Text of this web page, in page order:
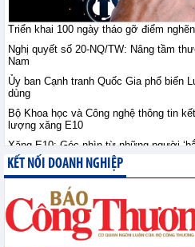
Triển khai 100 ngày tháo gỡ điểm
Nghị quyết số 20-NQ/TW: Nâng tầm
Nam
Ủy ban Cạnh tranh Quốc Gia phổ biến
dùng
Bộ Khoa học và Công nghệ thông tin
lượng xăng E10
Xăng E10: Góc nhìn từ những người
KẾT NỐI DOANH NGHIỆP